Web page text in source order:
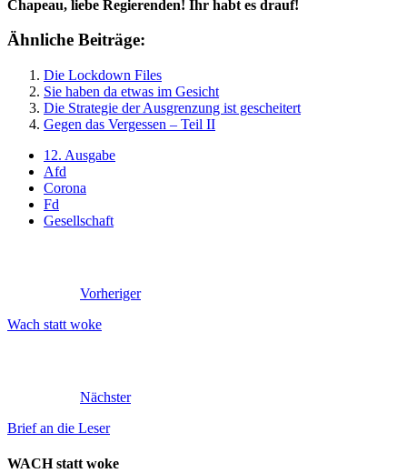
Chapeau, liebe Regierenden! Ihr habt es drauf!
Ähnliche Beiträge:
Die Lockdown Files
Sie haben da etwas im Gesicht
Die Strategie der Ausgrenzung ist gescheitert
Gegen das Vergessen – Teil II
12. Ausgabe
Afd
Corona
Fd
Gesellschaft
Vorheriger
Wach statt woke
Nächster
Brief an die Leser
WACH statt woke